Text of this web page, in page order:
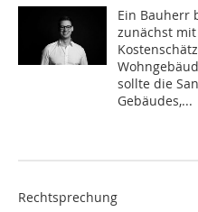
Ein Bauherr
zunächst
sollte die
Gebäudes,...
Rechtsprechung